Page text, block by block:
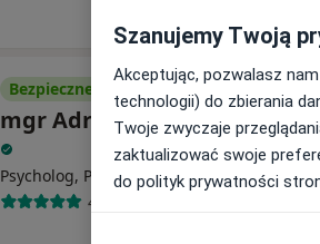
Bezpieczne płatności
mgr Adrianna Gronert
Psycholog, Psychoonkolog·Więcej
4 opinie
Szanujemy Twoją
Akceptując, pozwalasz
technologii) do zbierania
Twoje zwyczaje
zaktualizować swoje
do polityk prywatności